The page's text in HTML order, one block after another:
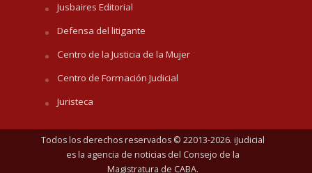
Jusbaires Editorial
Defensa del litigante
Centro de la Justicia de la Mujer
Centro de Formación Judicial
Juristeca
Todos los derechos reservados © 22013-2026. iJudicial
es la agencia de noticias del Consejo de la
Magistratura de CABA.